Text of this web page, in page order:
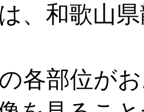
、和歌山
各部位が